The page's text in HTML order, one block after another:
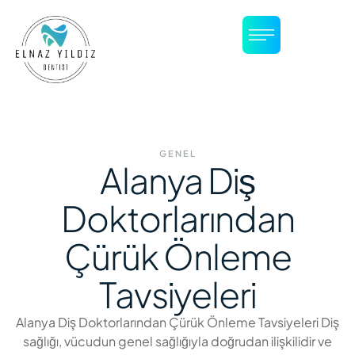
GENEL
Alanya Diş
Doktorlarından
Çürük Önleme
Tavsiyeleri
Alanya Diş Doktorlarından Çürük Önleme Tavsiyeleri Diş
sağlığı, vücudun genel sağlığıyla doğrudan ilişkilidir ve